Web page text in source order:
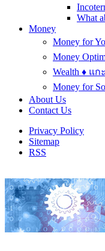
What
Money
Money for
Money
Wealth ♦ แ
Money for
About Us
Contact Us
Privacy Policy
Sitemap
RSS